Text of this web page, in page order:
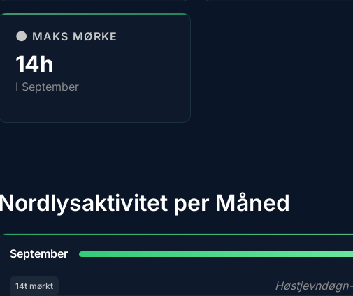
🌑 MAKS MØRKE
14h
I September
Nordlysaktivitet per Måned
September
14t mørkt